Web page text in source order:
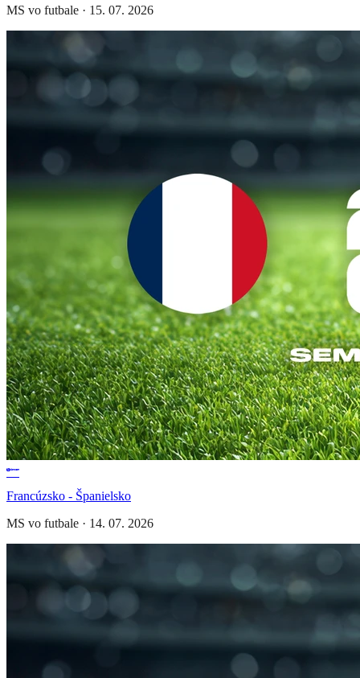
MS vo futbale · 15. 07. 2026
Francúzsko - Španielsko
MS vo futbale · 14. 07. 2026